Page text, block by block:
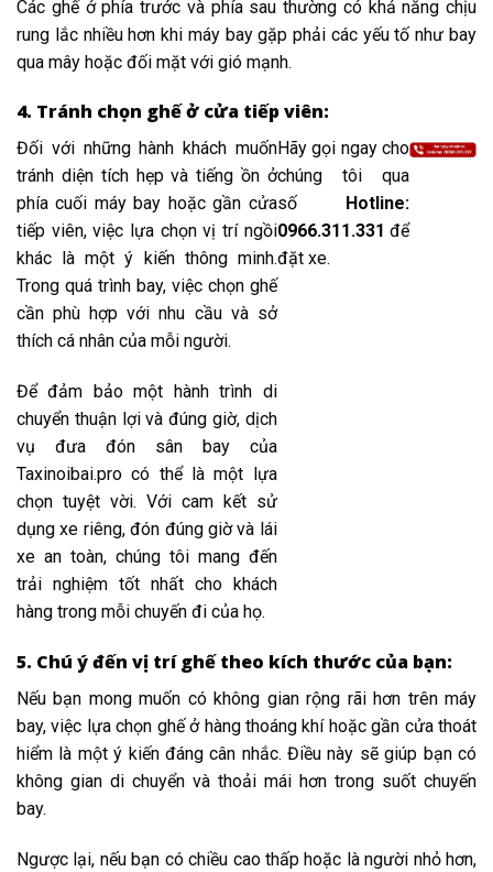
Các ghế ở phía trước và phía sau thường có khả năng chịu
rung lắc nhiều hơn khi máy bay gặp phải các yếu tố như bay
qua mây hoặc đối mặt với gió mạnh.
4. Tránh chọn ghế ở cửa tiếp viên:
Đối với những hành khách muốn
tránh diện tích hẹp và tiếng ồn ở
phía cuối máy bay hoặc gần cửa
tiếp viên, việc lựa chọn vị trí ngồi
khác là một ý kiến thông minh.
Trong quá trình bay, việc chọn ghế
cần phù hợp với nhu cầu và sở
thích cá nhân của mỗi người.
Để đảm bảo một hành trình di
chuyển thuận lợi và đúng giờ, dịch
vụ đưa đón sân bay của
Taxinoibai.pro có thể là một lựa
chọn tuyệt vời. Với cam kết sử
dụng xe riêng, đón đúng giờ và lái
xe an toàn, chúng tôi mang đến
trải nghiệm tốt nhất cho khách
hàng trong mỗi chuyến đi của họ.
Hãy gọi ngay cho
chúng tôi qua
số
Hotline:
0966.311.331 để
đặt xe.
5. Chú ý đến vị trí ghế theo kích thước của bạn:
Nếu bạn mong muốn có không gian rộng rãi hơn trên máy
bay, việc lựa chọn ghế ở hàng thoáng khí hoặc gần cửa thoát
hiểm là một ý kiến đáng cân nhắc. Điều này sẽ giúp bạn có
không gian di chuyển và thoải mái hơn trong suốt chuyến
bay.
Ngược lại, nếu bạn có chiều cao thấp hoặc là người nhỏ hơn,